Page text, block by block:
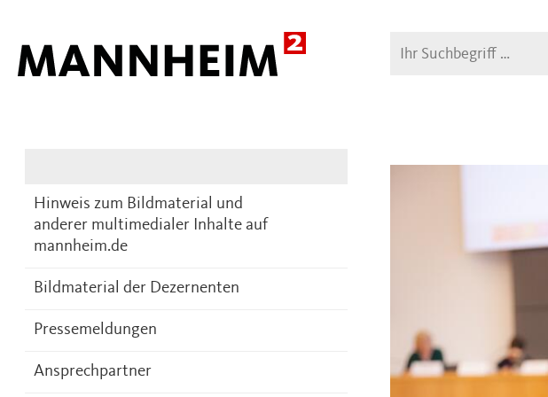
Suche
Hinweis zum Bildmaterial und
anderer multimedialer Inhalte auf
mannheim.de
Bildmaterial der Dezernenten
Pressemeldungen
Ansprechpartner